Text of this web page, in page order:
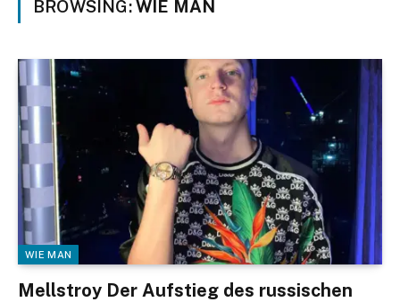
BROWSING:WIE MAN
WIE MAN
Mellstroy Der Aufstieg des russischen